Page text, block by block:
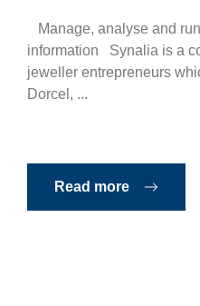
Manage, analyse and
information Synalia is a
jeweller entrepreneurs
Dorcel, ...
Read more